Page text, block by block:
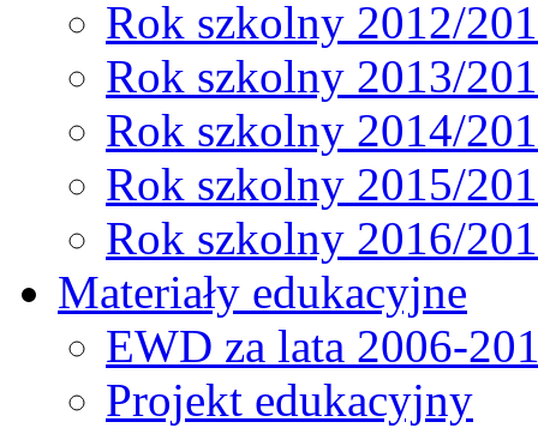
Rok szkolny 2012/
Rok szkolny 2013/
Rok szkolny 2014/
Rok szkolny 2015/
Rok szkolny 2016/
Materiały edukacyjne
EWD za lata 2006-
Projekt edukacyjny